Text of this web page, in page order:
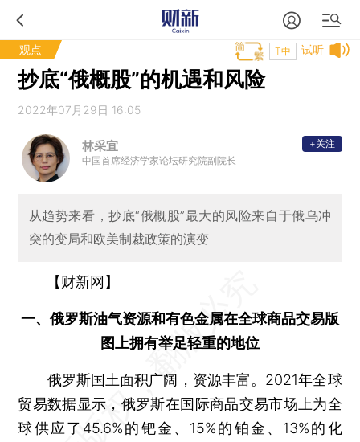
观点 试听
T中
抄底“俄概股”的机遇和风险
2022年07月29日 16:05
林采宜
中国首席经济学家论坛研究院副院长
+关注
从趋势来看，抄底“俄概股”最大的风险来自于俄乌冲
突的变局和欧美制裁政策的演变
【财新网】
一、俄罗斯油气资源和有色金属在全球商品交易版
图上拥有举足轻重的地位
俄罗斯国土面积广阔，资源丰富。2021年全球
贸易数据显示，俄罗斯在国际商品交易市场上为全
球供应了45.6%的钯金、15%的铂金、13%的化